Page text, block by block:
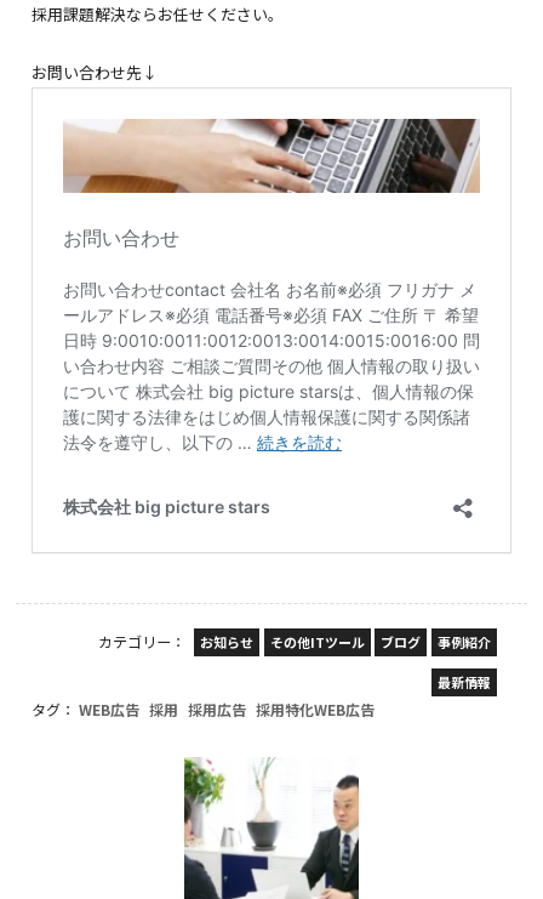
採用課題解決ならお任せください。
お問い合わせ先↓
カテゴリー： お知らせ その他ITツール ブログ 事例紹介
最新情報
タグ： WEB広告 採用 採用広告 採用特化WEB広告